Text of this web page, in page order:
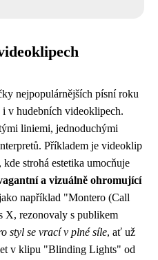
nejpopulárnějších písní roku
v hudebních videoklipech.
liniemi, jednoduchými
Příkladem je videoklip
strohá estetika umocňuje
a vizuálně ohromující
například "Montero (Call
rezonovaly s publikem
styl se vrací v plné síle, ať už
v klipu "Blinding Lights" od